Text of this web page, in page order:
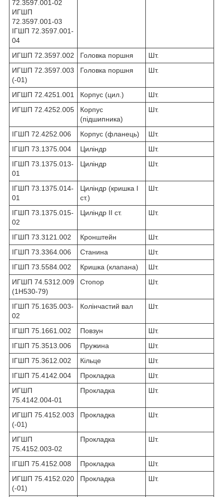
72.3597.001-02
ИГШП
72.3597.001-03
ІГШП 72.3597.001-
04
ИГШП 72.3597.002
Головка поршня
Шт.
ИГШП 72.3597.003
(-01)
Головка поршня Шт.
ИГШП 72.4251.001 Корпус (цил.)
Шт.
ИГШП 72.4252.005
Корпус
(підшипника)
Шт.
ІГШП 72.4252.006 Корпус (фланець)
Шт.
ІГШП 73.1375.004
Циліндр
Шт.
ІГШП 73.1375.013-
01
Циліндр Шт.
ІГШП 73.1375.014-
01
Циліндр (кришка I
ст.)
Шт.
ІГШП 73.1375.015-
02
Циліндр II ст. Шт.
ІГШП 73.3121.002 Кронштейн
Шт.
ІГШП 73.3364.006
Станина
Шт.
ІГШП 73.5584.002
Кришка (клапана)
Шт.
ИГШП 74.5312.009
(1Н530-79)
Стопор Шт.
ІГШП 75.1635.003-
02
Колінчастий вал Шт.
ІГШП 75.1661.002 Повзун
Шт.
ІГШП 75.3513.006
Пружина
Шт.
ІГШП 75.3612.002
Кільце
Шт.
ІГШП 75.4142.004
Прокладка
Шт.
ИГШП
75.4142.004-01
Прокладка Шт.
ИГШП 75.4152.003
(-01)
Прокладка Шт.
ИГШП
75.4152.003-02
Прокладка Шт.
ІГШП 75.4152.008 Прокладка
Шт.
ИГШП 75.4152.020
(-01)
Прокладка Шт.